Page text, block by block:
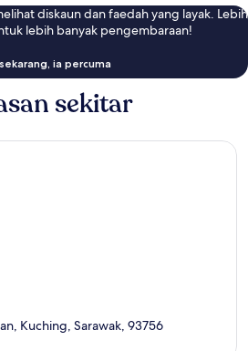
diskaun dan faedah yang layak. Lebih
lebih banyak pengembaraan!
ia percuma
sekitar
Kuching, Sarawak, 93756